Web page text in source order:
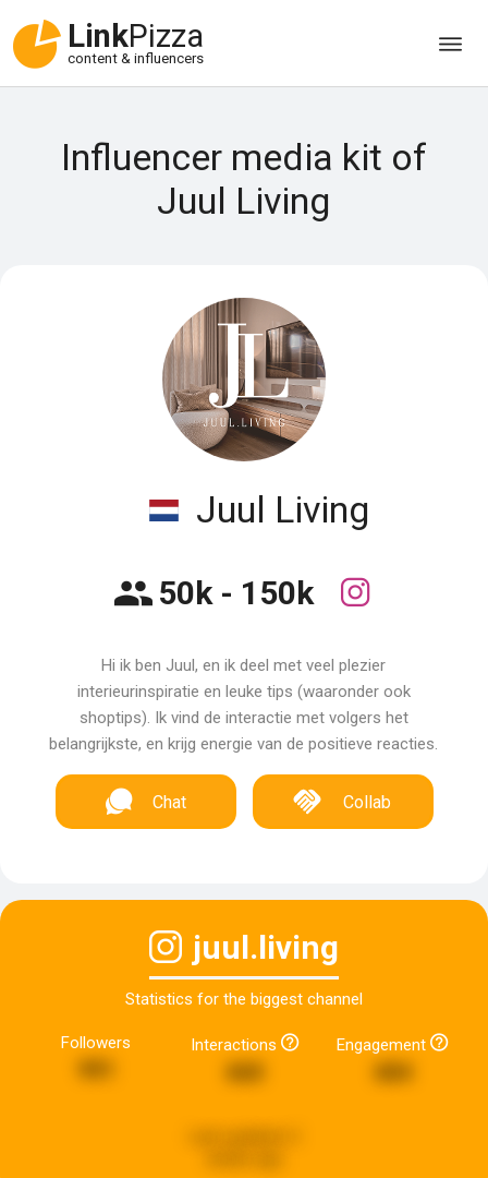
LinkPizza
content & influencers
Influencer media kit of
Juul Living
Juul Living
50k - 150k
Hi ik ben Juul, en ik deel met veel plezier
interieurinspiratie en leuke tips (waaronder ook
shoptips). Ik vind de interactie met volgers het
belangrijkste, en krijg energie van de positieve reacties.
Chat Collab
juul.living
Statistics for the biggest channel
Followers Interactions
660
Engagement
684